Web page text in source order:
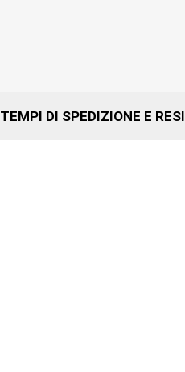
TEMPI DI SPEDIZIONE E RESI